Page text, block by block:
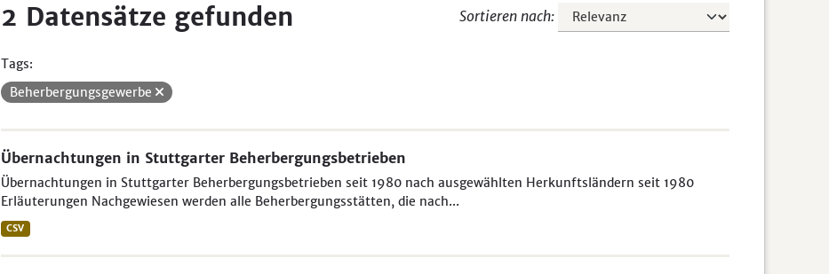
Sortieren nach
2 Datensätze gefunden
Tags:
Beherbergungsgewerbe
Übernachtungen in Stuttgarter Beherbergungsbetrieben
Übernachtungen in Stuttgarter Beherbergungsbetrieben seit 1980 nach ausgewählten Herkunftsländern seit 1980
Erläuterungen Nachgewiesen werden alle Beherbergungsstätten, die nach...
CSV